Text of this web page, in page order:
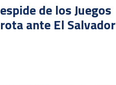
de los Juegos
ante El Salvador